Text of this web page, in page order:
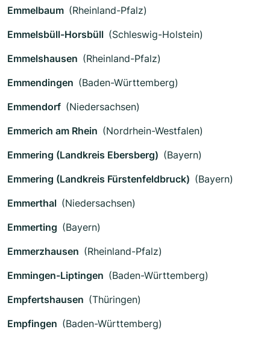
Emmelbaum (Rheinland-Pfalz)
Emmelsbüll-Horsbüll (Schleswig-Holstein)
Emmelshausen (Rheinland-Pfalz)
Emmendingen (Baden-Württemberg)
Emmendorf (Niedersachsen)
Emmerich am Rhein (Nordrhein-Westfalen)
Emmering (Landkreis Ebersberg) (Bayern)
Emmering (Landkreis Fürstenfeldbruck) (Bayern)
Emmerthal (Niedersachsen)
Emmerting (Bayern)
Emmerzhausen (Rheinland-Pfalz)
Emmingen-Liptingen (Baden-Württemberg)
Empfertshausen (Thüringen)
Empfingen (Baden-Württemberg)